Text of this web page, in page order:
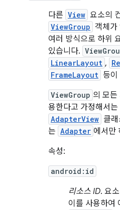
다른 View 요소의
ViewGroup 객체가
여러 방식으로 하위
있습니다.
LinearLayout ,
FrameLayout 등
ViewGroup 의 모든
용한다고 가정해서
AdapterView 클
는 Adapter 에서만
속성:
android:id
리소스 ID. 요
이를 사용하여